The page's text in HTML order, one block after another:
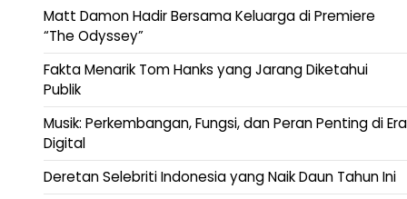
Matt Damon Hadir Bersama Keluarga di Premiere
“The Odyssey”
Fakta Menarik Tom Hanks yang Jarang Diketahui
Publik
Musik: Perkembangan, Fungsi, dan Peran Penting di Era
Digital
Deretan Selebriti Indonesia yang Naik Daun Tahun Ini